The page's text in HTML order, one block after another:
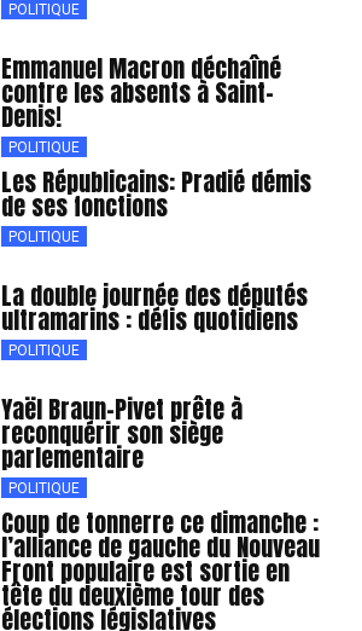
POLITIQUE
Emmanuel Macron déchaîné
contre les absents à Saint-
Denis!
POLITIQUE
Les Républicains: Pradié démis
de ses fonctions
POLITIQUE
La double journée des députés
ultramarins : défis quotidiens
POLITIQUE
Yaël Braun-Pivet prête à
reconquérir son siège
parlementaire
POLITIQUE
Coup de tonnerre ce dimanche :
l’alliance de gauche du Nouveau
Front populaire est sortie en
tête du deuxième tour des
élections législatives